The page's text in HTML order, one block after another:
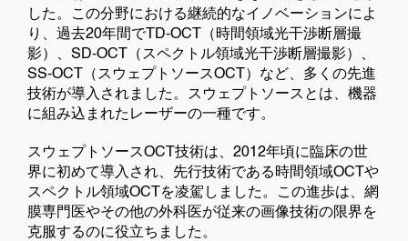
した。この分野における継続的なイノベーションによ
り、過去20年間でTD-OCT（時間領域光干渉断層撮
影）、SD-OCT（スペクトル領域光干渉断層撮影）、
SS-OCT（スウェプトソースOCT）など、多くの先進
技術が導入されました。スウェプトソースとは、機器
に組み込まれたレーザーの一種です。
スウェプトソースOCT技術は、2012年頃に臨床の世
界に初めて導入され、先行技術である時間領域OCTや
スペクトル領域OCTを凌駕しました。この進歩は、網
膜専門医やその他の外科医が従来の画像技術の限界を
克服するのに役立ちました。